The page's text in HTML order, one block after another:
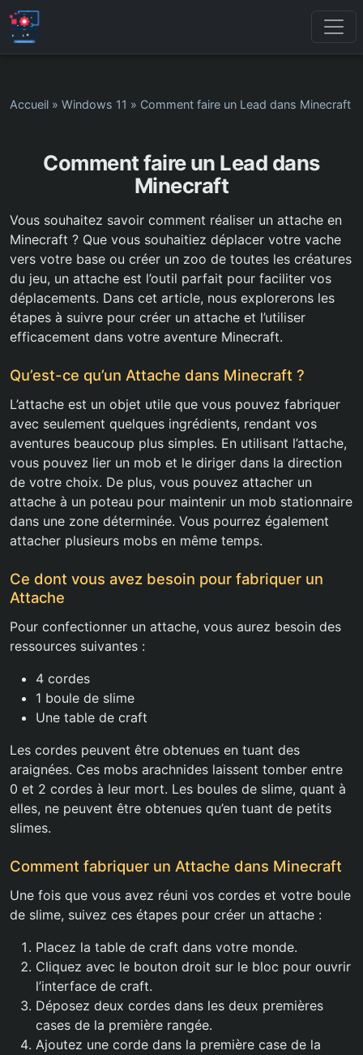
Accueil » Windows 11 » Comment faire un Lead dans Minecraft
Comment faire un Lead dans
Minecraft
Vous souhaitez savoir comment réaliser un attache en
Minecraft ? Que vous souhaitiez déplacer votre vache
vers votre base ou créer un zoo de toutes les créatures
du jeu, un attache est l’outil parfait pour faciliter vos
déplacements. Dans cet article, nous explorerons les
étapes à suivre pour créer un attache et l’utiliser
efficacement dans votre aventure Minecraft.
Qu’est-ce qu’un Attache dans Minecraft ?
L’attache est un objet utile que vous pouvez fabriquer
avec seulement quelques ingrédients, rendant vos
aventures beaucoup plus simples. En utilisant l’attache,
vous pouvez lier un mob et le diriger dans la direction
de votre choix. De plus, vous pouvez attacher un
attache à un poteau pour maintenir un mob stationnaire
dans une zone déterminée. Vous pourrez également
attacher plusieurs mobs en même temps.
Ce dont vous avez besoin pour fabriquer un
Attache
Pour confectionner un attache, vous aurez besoin des
ressources suivantes :
4 cordes
1 boule de slime
Une table de craft
Les cordes peuvent être obtenues en tuant des
araignées. Ces mobs arachnides laissent tomber entre
0 et 2 cordes à leur mort. Les boules de slime, quant à
elles, ne peuvent être obtenues qu’en tuant de petits
slimes.
Comment fabriquer un Attache dans Minecraft
Une fois que vous avez réuni vos cordes et votre boule
de slime, suivez ces étapes pour créer un attache :
Placez la table de craft dans votre monde.
Cliquez avec le bouton droit sur le bloc pour ouvrir
l’interface de craft.
Déposez deux cordes dans les deux premières
cases de la première rangée.
Ajoutez une corde dans la première case de la